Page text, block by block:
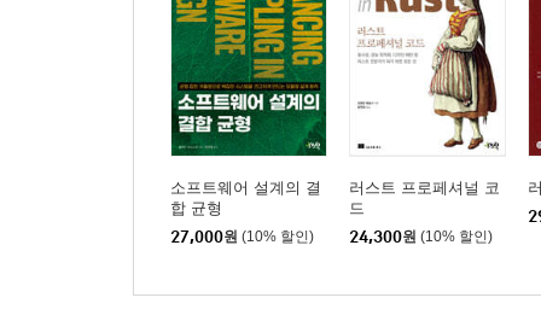
8장 험담하는 버스 운전사
자바 버전
클로저 버전
자바스크립트 버전
9장 객체 지향 프로그래밍
네임스페이스와 소스 파일
소프트웨어 설계의 결
합 균형
27,000원 (10% 할인)
러스트 프로페셔널 코
드
24,300원 (10% 할인)